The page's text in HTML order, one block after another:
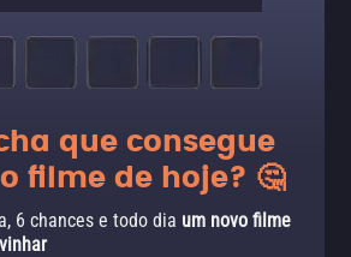
que consegue
filme de hoje? 🤔
6 chances e todo dia um novo filme